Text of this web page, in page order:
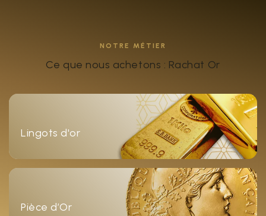
NOTRE MÉTIER
Ce que nous achetons : Rachat Or
Lingots d'or
Pièce d’Or